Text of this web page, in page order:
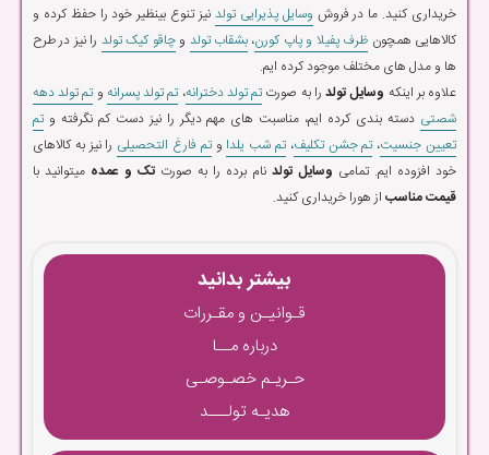
خریداری کنید. ما در فروش وسایل پذیرایی تولد نیز تنوع بینظیر خود را حفظ کرده و
کالاهایی همچون ظرف پفیلا و پاپ کورن،بشقاب تولد وچاقو کیک تولد را نیز در طرح
ها و مدل های مختلف موجود کرده ایم.
علاوه بر اینکه وسایل تولدرا به صورتتم تولد دخترانه،تم تولد پسرانه وتم تولد دهه
شصتی دسته بندی کرده ایم، مناسبت های مهم دیگر را نیز دست کم نگرفته وتم
تعیین جنسیت،تم جشن تکلیف،تم شب یلدا وتم فارغ التحصیلی را نیز به کالاهای
خود افزوده ایم. تمامی وسایل تولد نام برده را به صورت تک و عمده میتوانید با
قیمت مناسب از هورا خریداری کنید.
بیشتر بدانید
قـوانیـن و مقـررات
درباره مــا
حـریـم خصـوصـی
هدیـه تولـــد